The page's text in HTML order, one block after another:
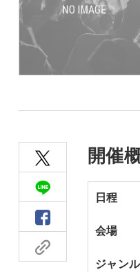
開催
日程
会場
ジャンル